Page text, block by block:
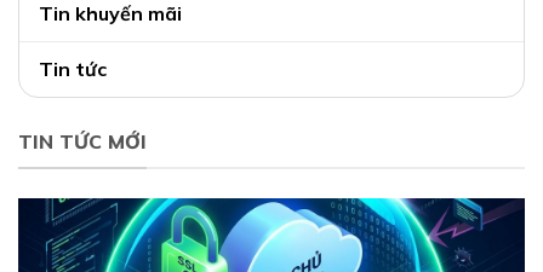
Tin khuyến mãi
Tin tức
TIN TỨC MỚI